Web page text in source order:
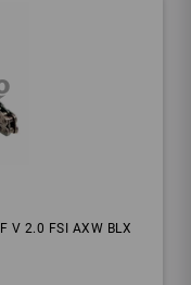
V 2.0 FSI AXW BLX